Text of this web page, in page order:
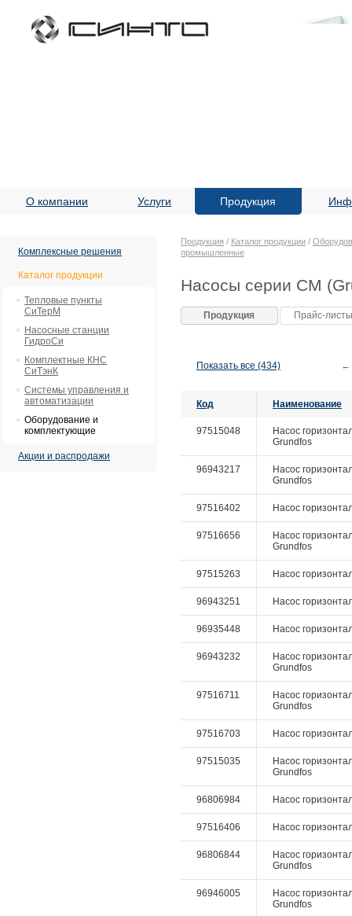
О компании Услуги Продукция
Комплексные решения
Каталог продукции
Тепловые пункты
СиТерМ
Насосные станции
ГидроСи
Комплектные КНС
СиТэнК
Системы управления и
автоматизации
Оборудование и
комплектующие
Акции и распродажи
Продукция / Каталог продукции /
промышленные
Насосы серии CM
Продукция Прайс-
Показать все (434) ←
Код Наименование
97515048
Насос
Grundfos
96943217
Насос
Grundfos
97516402 Насос
97516656
Насос
Grundfos
97515263 Насос
96943251 Насос
96935448 Насос
96943232
Насос
Grundfos
97516711
Насос
Grundfos
97516703 Насос
97515035
Насос
Grundfos
96806984 Насос
97516406 Насос
96806844
Насос
Grundfos
96946005
Насос
Grundfos